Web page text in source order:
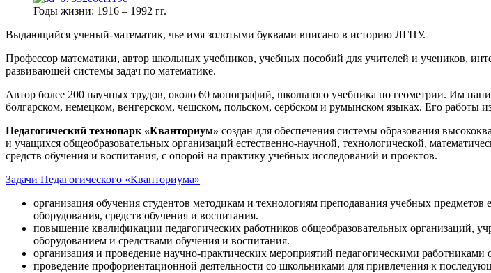
Годы жизни: 1916 – 1992 гг.
Выдающийся ученый-математик, чье имя золотыми буквами вписано в историю ЛГПУ.
Профессор математики, автор школьных учебников, учебных пособий для учителей и учеников,
развивающей системы задач по математике.
Автор более 200 научных трудов, около 60 монографий, школьного учебника по геометрии. Им
болгарском, немецком, венгерском, чешском, польском, сербском и румынском языках. Его работы
Педагогический технопарк «Кванториум» создан для обеспечения системы образования
и учащихся общеобразовательных организаций естественно-научной, технологической,
средств обучения и воспитания, с опорой на практику учебных исследований и проектов.
Задачи Педагогического «Кванториума»
организация обучения студентов методикам и технологиям преподавания учебных
оборудования, средств обучения и воспитания.
повышение квалификации педагогических работников общеобразовательных организаций,
оборудованием и средствами обучения и воспитания.
организация и проведение научно-практических мероприятий педагогическими
проведение профориентационной деятельности со школьниками для привлечения к